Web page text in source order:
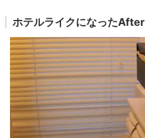
ホテルライクになったAfter